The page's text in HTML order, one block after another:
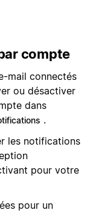
compte
mail connectés
ou désactiver
dans
.
les notifications
pour votre
pour un